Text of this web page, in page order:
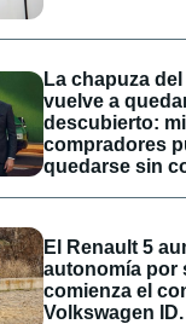
La chapuza
vuelve a
descubierto:
compradores
quedarse sin
El Renault 5
autonomía por
comienza el
Volkswagen